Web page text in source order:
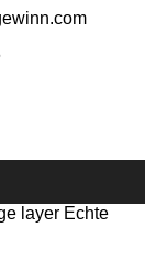
Echte